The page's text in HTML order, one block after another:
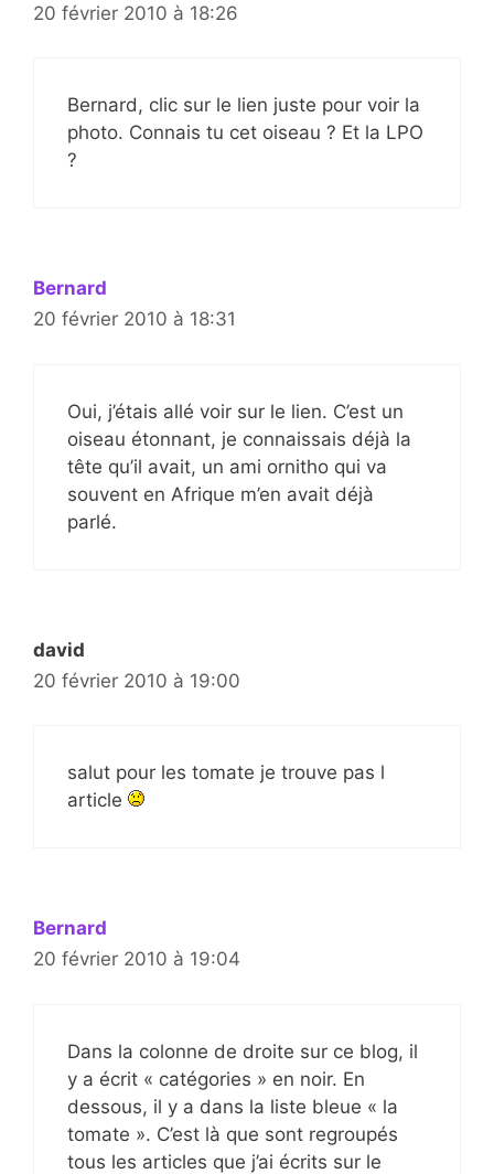
20 février 2010 à 18:26
Bernard, clic sur le lien juste pour voir la
photo. Connais tu cet oiseau ? Et la LPO
?
Bernard
20 février 2010 à 18:31
Oui, j’étais allé voir sur le lien. C’est un
oiseau étonnant, je connaissais déjà la
tête qu’il avait, un ami ornitho qui va
souvent en Afrique m’en avait déjà
parlé.
david
20 février 2010 à 19:00
salut pour les tomate je trouve pas l
article
Bernard
20 février 2010 à 19:04
Dans la colonne de droite sur ce blog, il
y a écrit « catégories » en noir. En
dessous, il y a dans la liste bleue « la
tomate ». C’est là que sont regroupés
tous les articles que j’ai écrits sur le